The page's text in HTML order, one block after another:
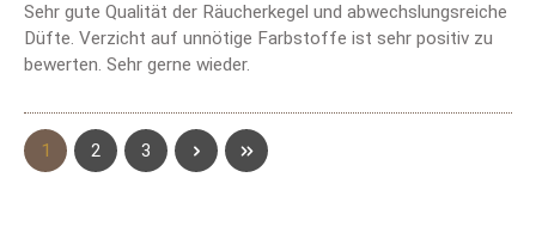
Sehr gute Qualität der Räucherkegel und abwechslungsreiche
Düfte. Verzicht auf unnötige Farbstoffe ist sehr positiv zu
bewerten. Sehr gerne wieder.
Page
1 Page
2 Page
3